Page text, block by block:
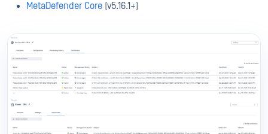
MetaDefender Core (v5.16.1+)